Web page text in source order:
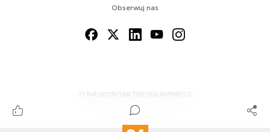
Obserwuj nas
O NAS KONTAKTREGULAMINRSS